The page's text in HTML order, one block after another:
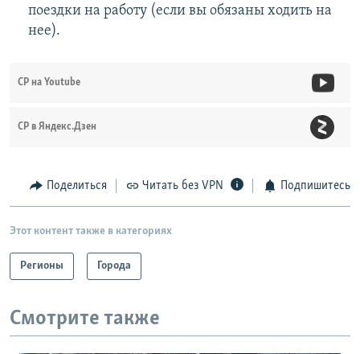
поездки на работу (если вы обязаны ходить на
нее).
СР на Youtube
СР в Яндекс.Дзен
Поделиться Читать без VPN Подпишитесь
Этот контент также в категориях
Регионы Города
Смотрите также